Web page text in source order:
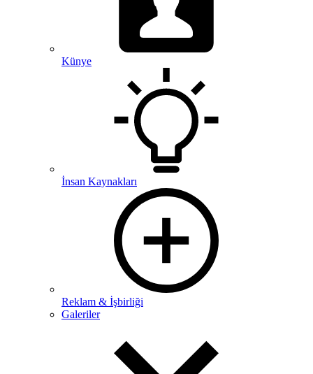
Künye
İnsan Kaynakları
Reklam & İşbirliği
Galeriler